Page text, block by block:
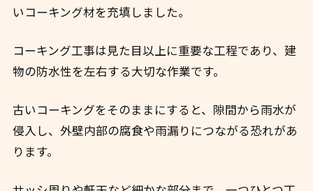
いコーキング材を充填しました。
コーキング工事は見た目以上に重要な工程であり、建
物の防水性を左右する大切な作業です。
古いコーキングをそのままにすると、隙間から雨水が
侵入し、外壁内部の腐食や雨漏りにつながる恐れがあ
ります。